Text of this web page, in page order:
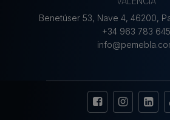
servicios, (iv) remitirle
personales y obsequios
nuestros clientes, (v)
eventos, novedades,
productos y servicios
escritos, telefónicos y/
Benetúser 53, Nave 4, 46200,
+34 963 783 645